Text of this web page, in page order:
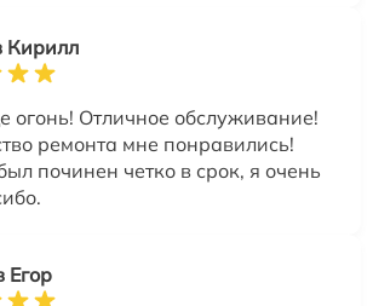
огонь! Отличное обслуживание!
ремонта мне понравились!
починен четко в срок, я очень
Егор